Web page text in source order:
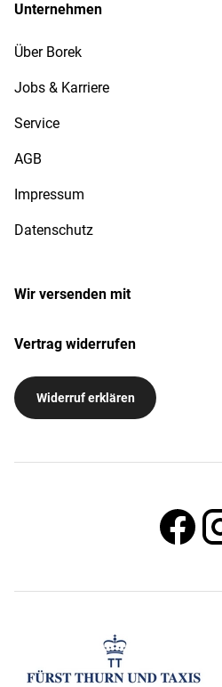
Unternehmen
Über Borek
Jobs & Karriere
Service
AGB
Impressum
Datenschutz
Wir versenden mit
Vertrag widerrufen
Widerruf erklären